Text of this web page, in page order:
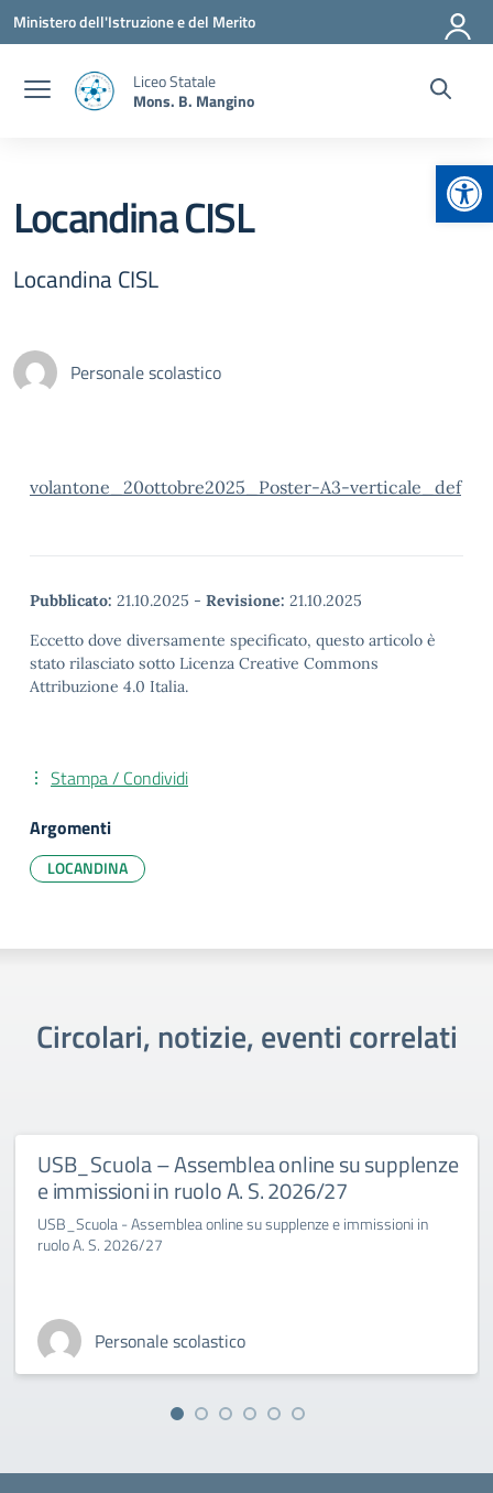
Vai ai contenuti
Vai al menu di navigazione
Vai al footer
Ministero dell'Istruzione e del Merito
Liceo Statale
Mons. B. Mangino
Locandina CISL
Locandina CISL
Personale scolastico
volantone_20ottobre2025_Poster-A3-verticale_def
Pubblicato: 21.10.2025 - Revisione: 21.10.2025
Eccetto dove diversamente specificato, questo articolo è
stato rilasciato sotto Licenza Creative Commons
Attribuzione 4.0 Italia.
Stampa / Condividi
Argomenti
LOCANDINA
Circolari, notizie, eventi correlati
USB_Scuola – Assemblea online su supplenze
e immissioni in ruolo A. S. 2026/27
USB_Scuola - Assemblea online su supplenze e immissioni in
ruolo A. S. 2026/27
Personale scolastico